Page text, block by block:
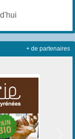
+ de partenaires